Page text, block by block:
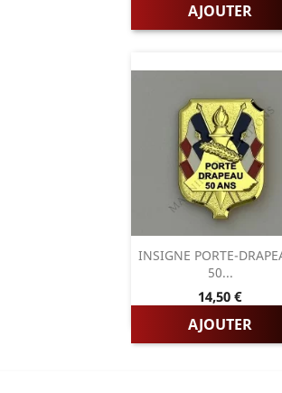
AJOUTER
INSIGNE PORTE-
50...
Prix
14,50 €
AJOUTER